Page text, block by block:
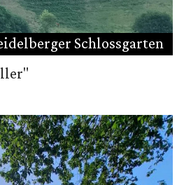
Schlossgarten